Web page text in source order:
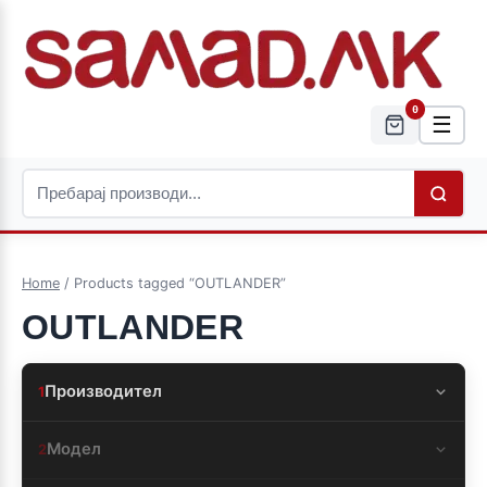
0
☰
Home / Products tagged “OUTLANDER”
OUTLANDER
1Производител
2Модел